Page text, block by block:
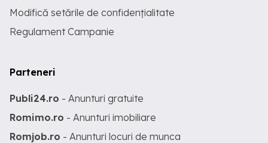
Modifică setările de confidențialitate
Regulament Campanie
Parteneri
Publi24.ro - Anunturi gratuite
Romimo.ro - Anunturi imobiliare
Romjob.ro - Anunturi locuri de munca